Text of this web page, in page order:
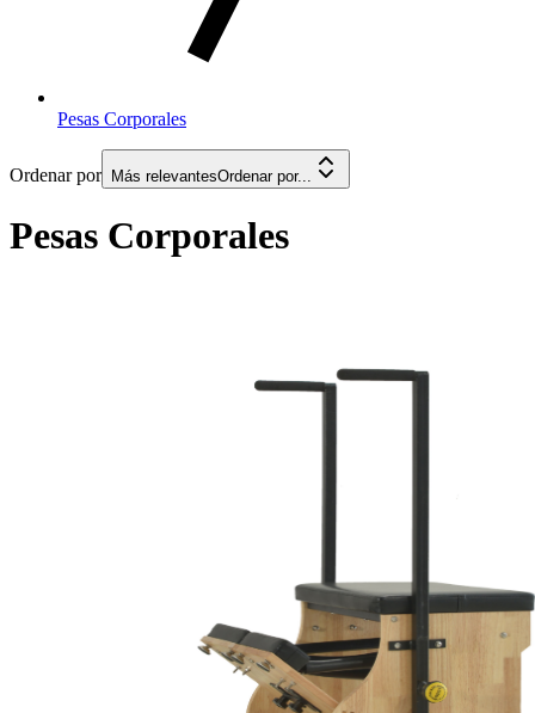
Pesas Corporales
Ordenar por Más relevantesOrdenar por...
Pesas Corporales